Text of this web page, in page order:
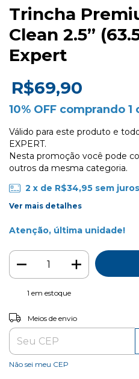
Trincha
Clean 2.5”
Expert
R$69,90
10% OFF comprando 1
Válido para este produto e
EXPERT.
Nesta promoção você pode
outros da mesma categoria.
2 x de R$34,95 sem juros
Ver mais detalhes
Atenção, última unidade!
1 em estoque
Entregas para o CEP:
Meios de envio
Não sei meu CEP